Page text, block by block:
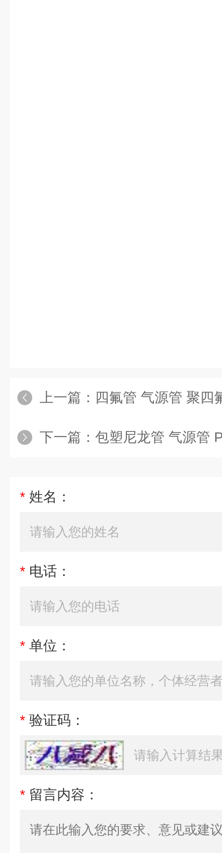
上一篇： 四氟管 气源管 聚四
下一篇： 包塑尼龙管 气源管
* 姓名：
* 电话：
* 单位：
* 验证码：
* 留言内容：